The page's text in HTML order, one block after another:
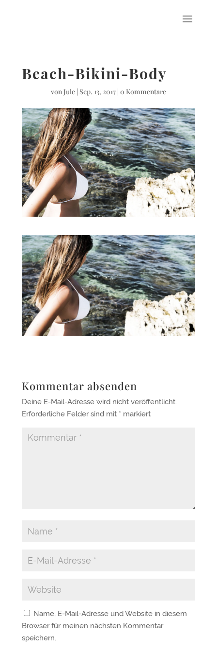
Beach-Bikini-Body
vonJule| Sep. 13, 2017| 0 Kommentare
Kommentar absenden
Deine E-Mail-Adresse wird nicht veröffentlicht.
Erforderliche Felder sind mit * markiert
Name, E-Mail-Adresse und Website in diesem
Browser für meinen nächsten Kommentar
speichern.